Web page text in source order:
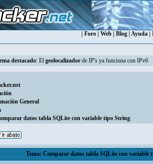
Foro Web Blog Ayuda
destacado: El geolocalizadorde IP's ya funciona con IPv6
General
datos tabla SQLite con variable tipo String
Tema: Comparar datos tabla SQLite con variable